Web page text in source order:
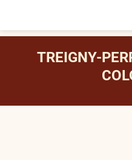
TREIGNY-